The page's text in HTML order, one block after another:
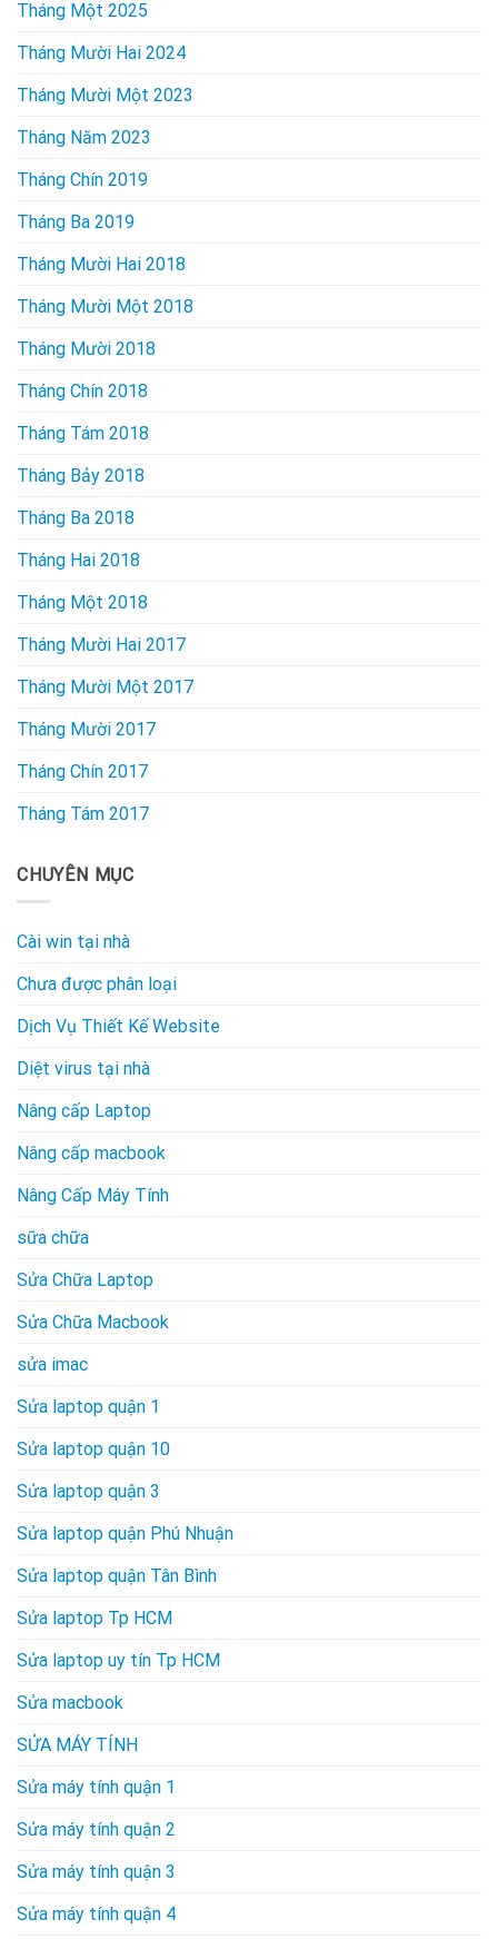
Tháng Một 2025
Tháng Mười Hai 2024
Tháng Mười Một 2023
Tháng Năm 2023
Tháng Chín 2019
Tháng Ba 2019
Tháng Mười Hai 2018
Tháng Mười Một 2018
Tháng Mười 2018
Tháng Chín 2018
Tháng Tám 2018
Tháng Bảy 2018
Tháng Ba 2018
Tháng Hai 2018
Tháng Một 2018
Tháng Mười Hai 2017
Tháng Mười Một 2017
Tháng Mười 2017
Tháng Chín 2017
Tháng Tám 2017
CHUYÊN MỤC
Cài win tại nhà
Chưa được phân loại
Dịch Vụ Thiết Kế Website
Diệt virus tại nhà
Nâng cấp Laptop
Nâng cấp macbook
Nâng Cấp Máy Tính
sữa chữa
Sửa Chữa Laptop
Sửa Chữa Macbook
sửa imac
Sửa laptop quận 1
Sửa laptop quận 10
Sửa laptop quận 3
Sửa laptop quận Phú Nhuận
Sửa laptop quận Tân Bình
Sửa laptop Tp HCM
Sửa laptop uy tín Tp HCM
Sửa macbook
SỬA MÁY TÍNH
Sửa máy tính quận 1
Sửa máy tính quận 2
Sửa máy tính quận 3
Sửa máy tính quận 4